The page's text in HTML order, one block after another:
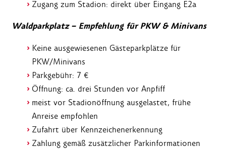
Zugang zum Stadion: direkt über Eingang E2a
Waldparkplatz – Empfehlung für PKW & Minivans
Keine ausgewiesenen Gästeparkplätze für
PKW/Minivans
Parkgebühr: 7 €
Öffnung: ca. drei Stunden vor Anpfiff
meist vor Stadionöffnung ausgelastet, frühe
Anreise empfohlen
Zufahrt über Kennzeichenerkennung
Zahlung gemäß zusätzlicher Parkinformationen